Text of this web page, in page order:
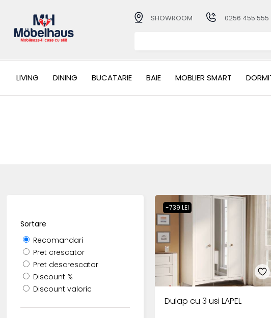
SHOWROOM 0256 455 555
LIVING DINING BUCATARIE BAIE MOBLIER SMART
Sortare
Recomandari
Pret crescator
Pret descrescator
Discount %
Discount valoric
-739 LEI
Dulap cu 3 usi LAPEL